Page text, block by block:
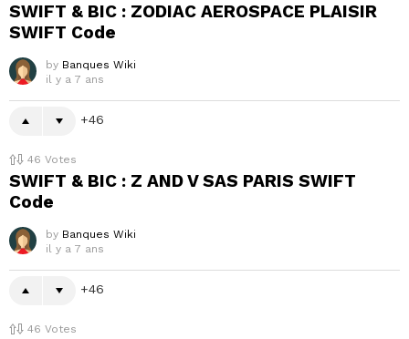
SWIFT & BIC : ZODIAC AEROSPACE PLAISIR
SWIFT Code
by Banques Wiki
il y a 7 ans
46
46 Votes
SWIFT & BIC : Z AND V SAS PARIS SWIFT
Code
by Banques Wiki
il y a 7 ans
46
46 Votes